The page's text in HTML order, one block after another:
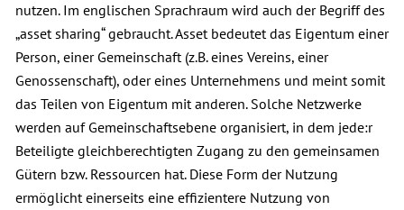
nutzen. Im englischen Sprachraum wird auch der Begriff des
„asset sharing“ gebraucht. Asset bedeutet das Eigentum einer
Person, einer Gemeinschaft (z.B. eines Vereins, einer
Genossenschaft), oder eines Unternehmens und meint somit
das Teilen von Eigentum mit anderen. Solche Netzwerke
werden auf Gemeinschaftsebene organisiert, in dem jede:r
Beteiligte gleichberechtigten Zugang zu den gemeinsamen
Gütern bzw. Ressourcen hat. Diese Form der Nutzung
ermöglicht einerseits eine effizientere Nutzung von